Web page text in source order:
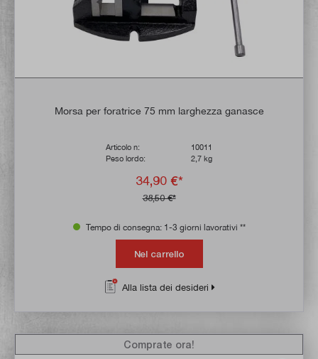
Morsa per foratrice 75 mm larghezza ganasce
Articolo n:
10011
Peso lordo:
2,7 kg
34,90 €*
38,50 €*
Tempo di consegna: 1-3 giorni lavorativi **
Nel carrello
Alla lista dei desideri
Comprate ora!